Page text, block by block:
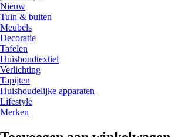
Nieuw
Tuin & buiten
Meubels
Decoratie
Tafelen
Huishoudtextiel
Verlichting
Tapijten
Huishoudelijke apparaten
Lifestyle
Merken